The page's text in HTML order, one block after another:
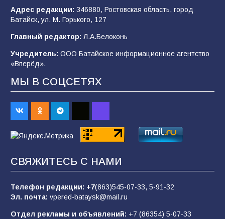
после выборов: в Госдуме дали ответ
103 06.08.2026
В детском саду № 35 дети освоили
строительные профессии в ходе
спортивного праздника
07.08.2026
«Слухами Москву не возьмёшь»: почему
заявления Киева о мобилизации — это
отчаяние, а не разведка
83 02.08.2026
Адрес редакции: 346880, Ростовская область, город
Батайск, ул. М. Горького, 127
Главный редактор: Л.А.Белоконь
Учредитель: ООО Батайское информационное агентство
«Вперёд».
МЫ В СОЦСЕТЯХ
СВЯЖИТЕСЬ С НАМИ
Телефон редакции: +7(863)545-07-33, 5-91-32
Эл. почта: vpered-bataysk@mail.ru
Отдел рекламы и объявлений: +7 (86354) 5-07-33